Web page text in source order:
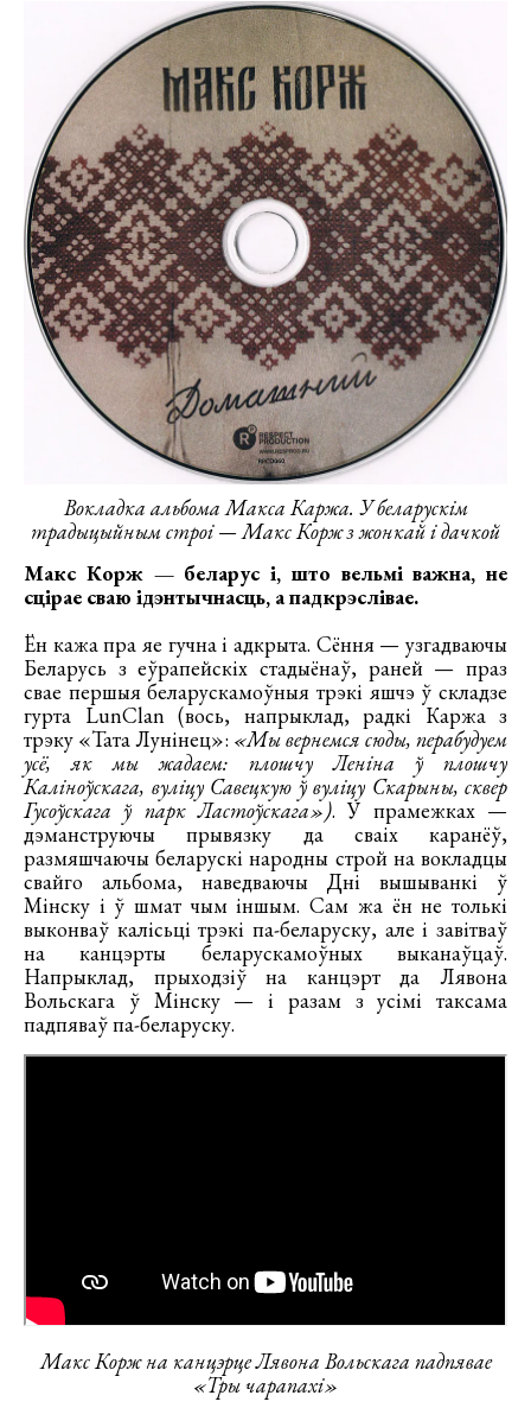
Вокладка альбома Макса Каржа. У беларускім
традыцыйным строі — Макс Корж з жонкай і дачкой
Макс Корж — беларус і, што вельмі важна, не
сцірае сваю ідэнтычнасць, а падкрэслівае.
Ён кажа пра яе гучна і адкрыта. Сёння — узгадваючы
Беларусь з еўрапейскіх стадыёнаў, раней — праз
свае першыя беларускамоўныя трэкі яшчэ ў складзе
гурта LunClan (вось, напрыклад, радкі Каржа з
трэку «Тата Лунінец»: «Мы вернемся сюды, перабудуем
усё, як мы жадаем: плошчу Леніна ў плошчу
Каліноўскага, вуліцу Савецкую ў вуліцу Скарыны, сквер
Гусоўскага ў парк Ластоўскага»). У прамежках —
дэманструючы прывязку да сваіх каранёў,
размяшчаючы беларускі народны строй на вокладцы
свайго альбома, наведваючы Дні вышыванкі ў
Мінску і ў шмат чым іншым. Сам жа ён не толькі
выконваў калісьці трэкі па-беларуску, але і завітваў
на канцэрты беларускамоўных выканаўцаў.
Напрыклад, прыходзіў на канцэрт да Лявона
Вольскага ў Мінску — і разам з усімі таксама
падпяваў па-беларуску.
Макс Корж на канцэрце Лявона Вольскага падпявае
«Тры чарапахі»